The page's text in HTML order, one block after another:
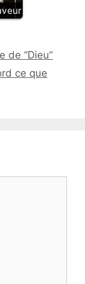
de “Dieu”
ce que